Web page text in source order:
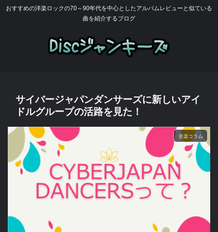
おすすめの洋楽ロックの70～90年代を中心としたアルバムレビューと似ている
曲を紹介するブログ
サイバージャパンダンサーズに新しいアイ
ドルグループの活路を見た！
音楽コラム